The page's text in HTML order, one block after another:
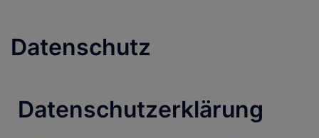
Datenschutz
Datenschutz­erklärung